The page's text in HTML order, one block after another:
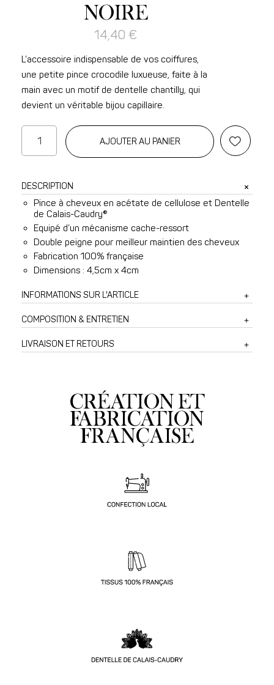
NOIRE
14,40 €
L’accessoire indispensable de vos coiffures,
une petite pince crocodile luxueuse, faite à la
main avec un motif de dentelle chantilly, qui
devient un véritable bijou capillaire.
à
cheveux
croco
en
dentelle
noire
AJOUTER AU PANIER
DESCRIPTION
Pince à cheveux en acétate de cellulose et Dentelle
de Calais-Caudry®
Equipé d’un mécanisme cache-ressort
Double peigne pour meilleur maintien des cheveux
Fabrication 100% française
Dimensions : 4,5cm x 4cm
INFORMATIONS SUR L'ARTICLE
COMPOSITION & ENTRETIEN
LIVRAISON ET RETOURS
CRÉATION ET
FABRICATION
FRANÇAISE